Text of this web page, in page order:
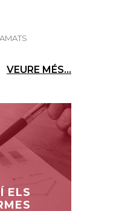
VEURE MÉS...
ELS